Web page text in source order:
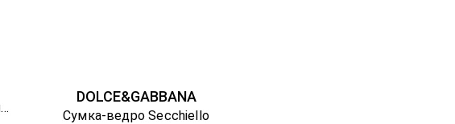
Платье мини с открытыми плечами
DOLCE&GABBANA
Сумка-ведро Secchiello